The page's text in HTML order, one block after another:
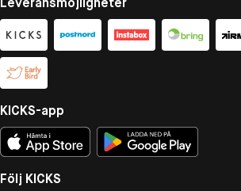
KICKS-app
Följ KICKS